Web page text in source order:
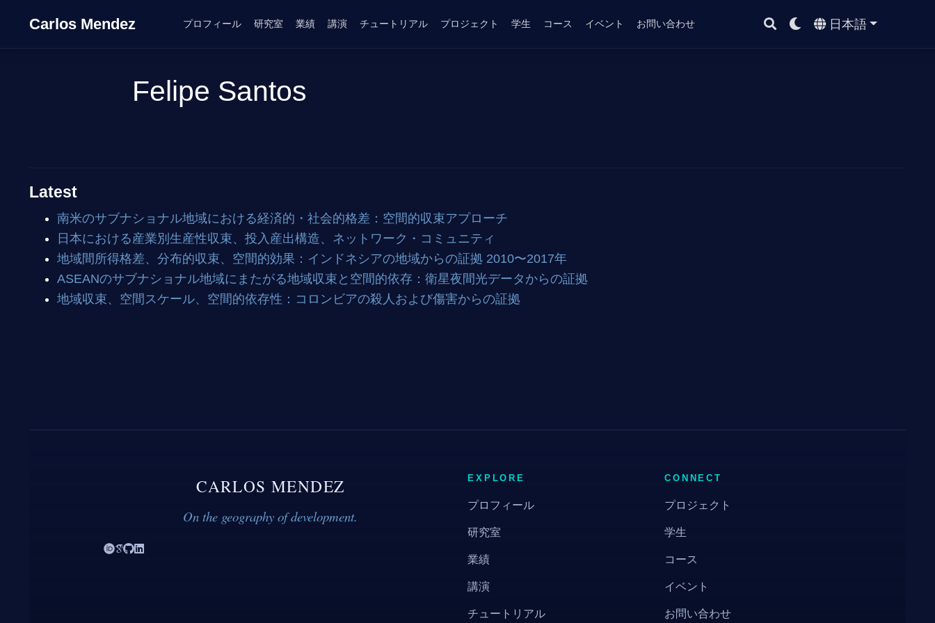
Carlos Mendez プロフィール 研究室 業績 講演 チュートリアル プロジェクト 学生 コース イベント お問い合わせ 日本語
Felipe Santos
Latest
南米のサブナショナル地域における経済的・社会的格差：空間的収束アプローチ
日本における産業別生産性収束、投入産出構造、ネットワーク・コミュニティ
地域間所得格差、分布的収束、空間的効果：インドネシアの地域からの証拠 2010〜2017年
ASEANのサブナショナル地域にまたがる地域収束と空間的依存：衛星夜間光データからの証拠
地域収束、空間スケール、空間的依存性：コロンビアの殺人および傷害からの証拠
CARLOS MENDEZ
On the geography of development.
EXPLORE
プロフィール
研究室
業績
講演
チュートリアル
CONNECT
プロジェクト
学生
コース
イベント
お問い合わせ